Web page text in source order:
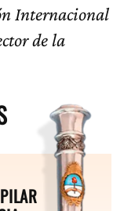
Internacional
de la